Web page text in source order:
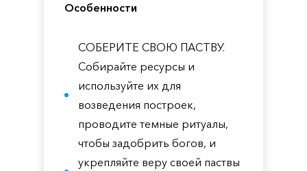
Особенности
СОБЕРИТЕ СВОЮ ПАСТВУ.
Собирайте ресурсы и
используйте их для
возведения построек,
проводите темные ритуалы,
чтобы задобрить богов, и
укрепляйте веру своей паствы